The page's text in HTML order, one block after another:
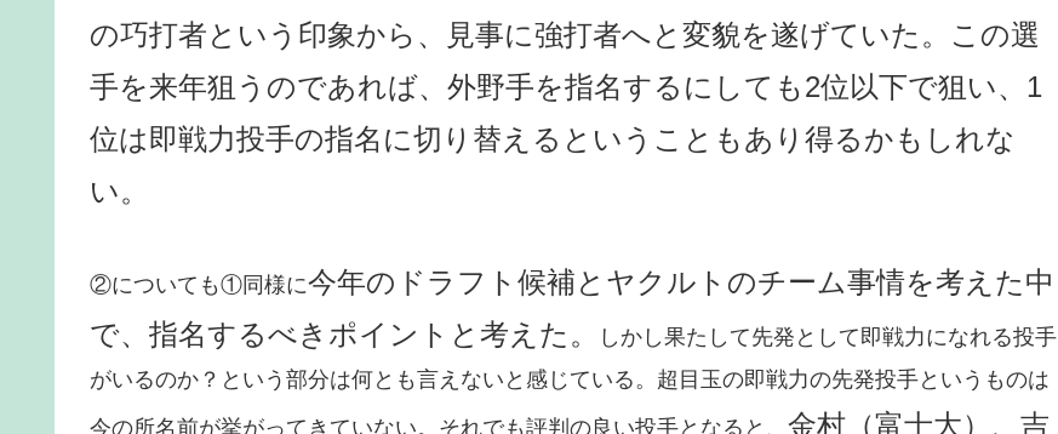
の巧打者という印象から、見事に強打者へと変貌を遂げていた。この選
手を来年狙うのであれば、外野手を指名するにしても2位以下で狙い、1
位は即戦力投手の指名に切り替えるということもあり得るかもしれな
い。
②についても①同様に今年のドラフト候補とヤクルトのチーム事情を考えた中
で、指名するべきポイントと考えた。
しかし果たして先発として即戦力になれる投手
がいるのか？という部分は何とも言えないと感じている。超目玉の即戦力の先発投手というものは
今の所名前が挙がってきていない。それでも評判の良い投手となると、 金村（富士大）、吉